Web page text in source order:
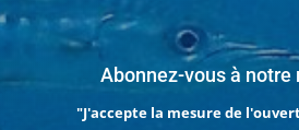
Abonnez-vous à
"J'accepte la mesure de